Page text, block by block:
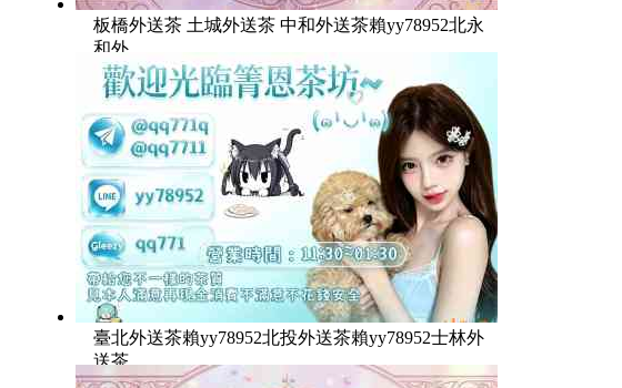
板橋外送茶 土城外送茶 中和外送茶賴yy78952北永
和外
臺北外送茶賴yy78952北投外送茶賴yy78952士林外
送茶